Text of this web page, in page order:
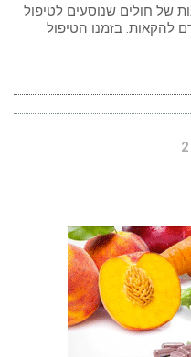
של חולים שנוסעים לטיפול
להקאות. בזמנו הטיפול
2